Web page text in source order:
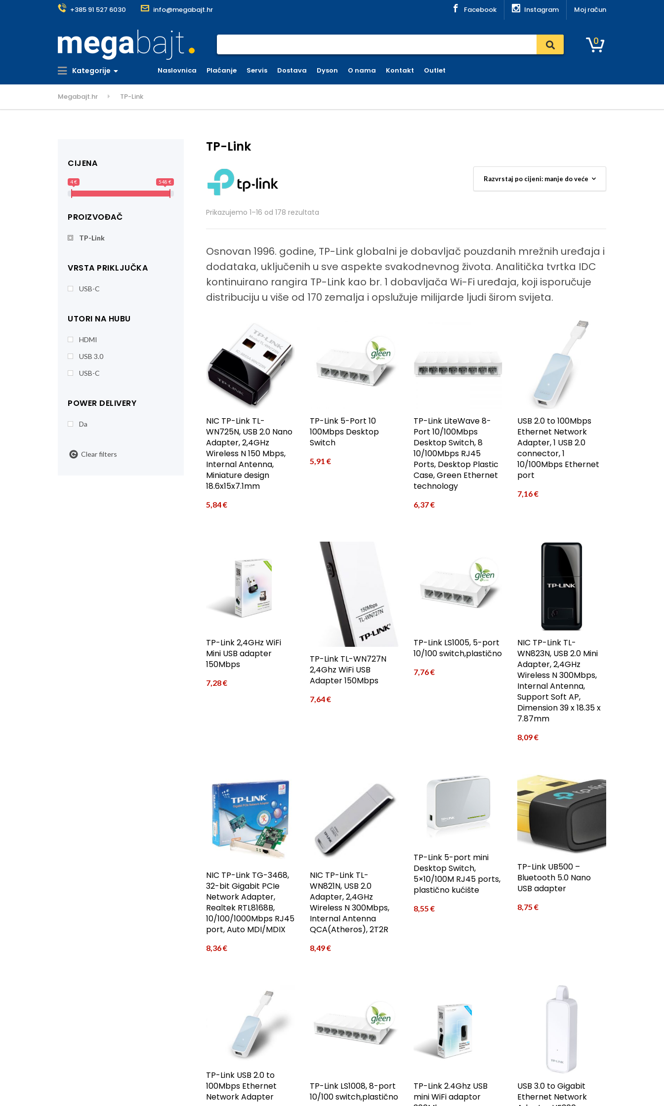
+385 91 527 6030 info@megabajt.hr Facebook Instagram Moj račun
0
Kategorije Naslovnica Plaćanje Servis Dostava Dyson O nama Kontakt Outlet
Megabajt.hr TP-Link
TP-Link
Prikazujemo 1–16 od 178 rezultata
Osnovan 1996. godine, TP-Link globalni je dobavljač pouzdanih mrežnih uređaja i
dodataka, uključenih u sve aspekte svakodnevnog života. Analitička tvrtka IDC
kontinuirano rangira TP-Link kao br. 1 dobavljača Wi-Fi uređaja, koji isporučuje
distribuciju u više od 170 zemalja i opslužuje milijarde ljudi širom svijeta.
NIC TP-Link TL-
WN725N, USB 2.0 Nano
Adapter, 2,4GHz
Wireless N 150 Mbps,
Internal Antenna,
Miniature design
18.6x15x7.1mm
5,84€
TP-Link 5-Port 10
100Mbps Desktop
Switch
5,91 €
TP-Link LiteWave 8-
Port 10/100Mbps
Desktop Switch, 8
10/100Mbps RJ45
Ports, Desktop Plastic
Case, Green Ethernet
technology
6,37€
USB 2.0 to 100Mbps
Ethernet Network
Adapter, 1 USB 2.0
connector, 1
10/100Mbps Ethernet
port
7,16€
TP-Link 2,4GHz WiFi
Mini USB adapter
150Mbps
7,28€
TP-Link TL-WN727N
2,4Ghz WiFi USB
Adapter 150Mbps
7,64€
TP-Link LS1005, 5-port
10/100 switch,plastično
7,76€
NIC TP-Link TL-
WN823N, USB 2.0 Mini
Adapter, 2,4GHz
Wireless N 300Mbps,
Internal Antenna,
Support Soft AP,
Dimension 39 x 18.35 x
7.87mm
8,09€
NIC TP-Link TG-3468,
32-bit Gigabit PCIe
Network Adapter,
Realtek RTL8168B,
10/100/1000Mbps RJ45
port, Auto MDI/MDIX
8,36€
NIC TP-Link TL-
WN821N, USB 2.0
Adapter, 2,4GHz
Wireless N 300Mbps,
Internal Antenna
QCA(Atheros), 2T2R
8,49€
TP-Link 5-port mini
Desktop Switch,
5×10/100M RJ45 ports,
plastično kućište
8,55 €
TP-Link UB500 –
Bluetooth 5.0 Nano
USB adapter
8,75 €
TP-Link USB 2.0 to
100Mbps Ethernet
Network Adapter
TP-Link LS1008, 8-port
10/100 switch,plastično
TP-Link 2.4Ghz USB
mini WiFi adaptor
USB 3.0 to Gigabit
Ethernet Network
CIJENA
4 € 548 €
PROIZVOĐAČ
TP-Link
VRSTA PRIKLJUČKA
USB-C
UTORI NA HUBU
HDMI
USB 3.0
USB-C
POWER DELIVERY
Da
Clear filters